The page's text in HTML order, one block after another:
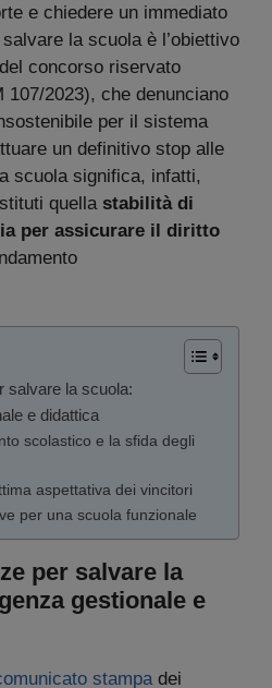
e chiedere un immediato
la scuola è l’obiettivo
concorso riservato
2023), che denunciano
per il sistema
un definitivo stop alle
scuola significa, infatti,
quella stabilità di
per assicurare il diritto
salvare la scuola:
e didattica
scolastico e la sfida degli
aspettativa dei vincitori
per una scuola funzionale
per salvare la
gestionale e
stampadei